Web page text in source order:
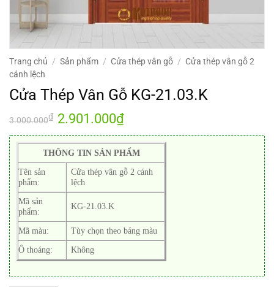
Trang chủ / Sản phẩm / Cửa thép vân gỗ / Cửa thép vân gỗ 2
cánh lệch
Cửa Thép Vân Gỗ KG-21.03.K
3.000.000₫ Giá
gốc
là:
3.000.000₫.
2.901.000₫Giá
tại
là:
2.901.000₫.
THÔNG TIN SẢN PHẨM
Tên sản
phẩm:
Cửa thép vân gỗ 2 cánh
lệch
Mã sản
phẩm:
KG-21.03.K
Mã màu: Tùy chọn theo bảng màu
Ô thoáng: Không